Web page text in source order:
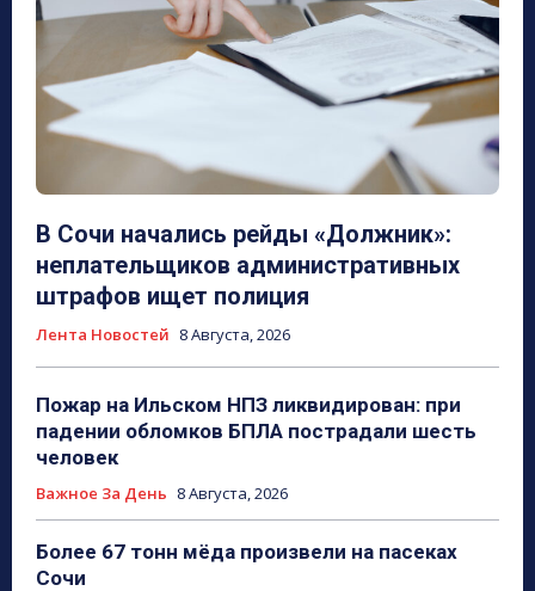
В Сочи начались рейды «Должник»:
неплательщиков административных
штрафов ищет полиция
Лента Новостей 8 Августа, 2026
Пожар на Ильском НПЗ ликвидирован: при
падении обломков БПЛА пострадали шесть
человек
Важное За День 8 Августа, 2026
Более 67 тонн мёда произвели на пасеках
Сочи